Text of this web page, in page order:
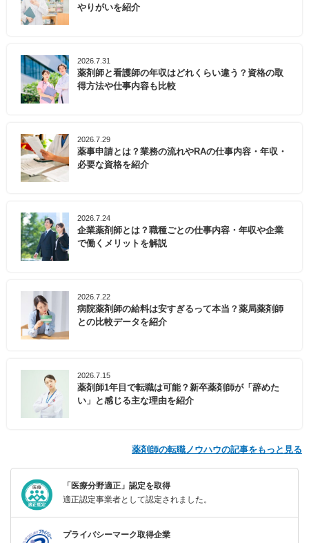
やりがいを紹介
2026.7.31
薬剤師と看護師の年収はどれくらい違う？資格の取
得方法や仕事内容も比較
2026.7.29
薬事申請とは？業務の流れやRAの仕事内容・年収・
必要な資格を紹介
2026.7.24
企業薬剤師とは？職種ごとの仕事内容・年収や企業
で働くメリットを解説
2026.7.22
病院薬剤師の給料は安すぎるって本当？薬局薬剤師
との比較データを紹介
2026.7.15
薬剤師1年目で転職は可能？新卒薬剤師が「辞めた
い」と感じる主な理由を紹介
薬剤師の転職ノウハウの記事をもっと見る
「医療分野適正」認定を取得
適正認定事業者として認定されました。
プライバシーマーク取得企業